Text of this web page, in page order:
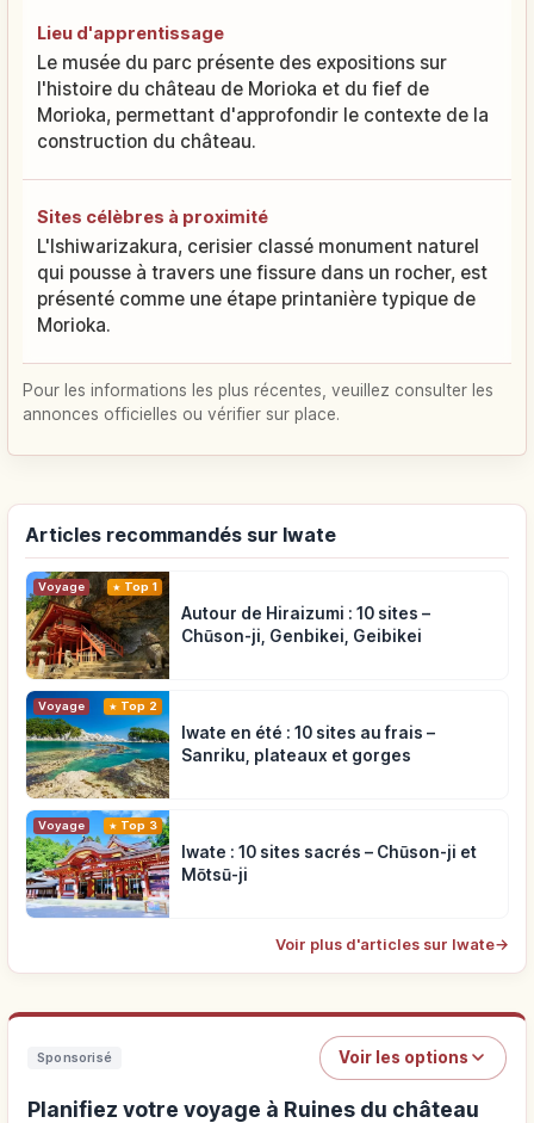
Lieu d'apprentissage
Le musée du parc présente des expositions sur
l'histoire du château de Morioka et du fief de
Morioka, permettant d'approfondir le contexte de la
construction du château.
Sites célèbres à proximité
L'Ishiwarizakura, cerisier classé monument naturel
qui pousse à travers une fissure dans un rocher, est
présenté comme une étape printanière typique de
Morioka.
Pour les informations les plus récentes, veuillez consulter les
annonces officielles ou vérifier sur place.
Articles recommandés sur Iwate
Voyage Top 1
Autour de Hiraizumi : 10 sites –
Chūson-ji, Genbikei, Geibikei
Voyage Top 2
Iwate en été : 10 sites au frais –
Sanriku, plateaux et gorges
Voyage Top 3
Iwate : 10 sites sacrés – Chūson-ji et
Mōtsū-ji
Voir plus d'articles sur Iwate→
Sponsorisé Voir les options
Planifiez votre voyage à Ruines du château